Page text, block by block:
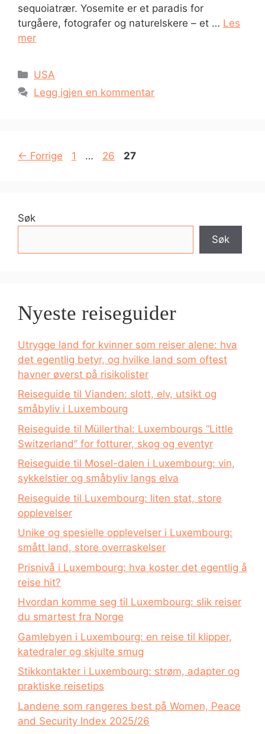
sequoiatrær. Yosemite er et paradis for
turgåere, fotografer og naturelskere – et … Les
mer
Kategorier
USA
Legg igjen en kommentar
← Forrige Side
1 … Side
26 Side
27
Søk
Søk
Nyeste reiseguider
Utrygge land for kvinner som reiser alene: hva
det egentlig betyr, og hvilke land som oftest
havner øverst på risikolister
Reiseguide til Vianden: slott, elv, utsikt og
småbyliv i Luxembourg
Reiseguide til Müllerthal: Luxembourgs “Little
Switzerland” for fotturer, skog og eventyr
Reiseguide til Mosel-dalen i Luxembourg: vin,
sykkelstier og småbyliv langs elva
Reiseguide til Luxembourg: liten stat, store
opplevelser
Unike og spesielle opplevelser i Luxembourg:
smått land, store overraskelser
Prisnivå i Luxembourg: hva koster det egentlig å
reise hit?
Hvordan komme seg til Luxembourg: slik reiser
du smartest fra Norge
Gamlebyen i Luxembourg: en reise til klipper,
katedraler og skjulte smug
Stikkontakter i Luxembourg: strøm, adapter og
praktiske reisetips
Landene som rangeres best på Women, Peace
and Security Index 2025/26